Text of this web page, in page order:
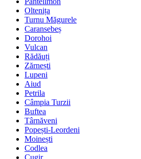
Oltenița
Turnu Măgurele
Caransebeș
Dorohoi
Vulcan
Rădăuți
Zărnești
Lupeni
Aiud
Petrila
Câmpia Turzii
Buftea
Târnăveni
Popești-Leordeni
Moinești
Codlea